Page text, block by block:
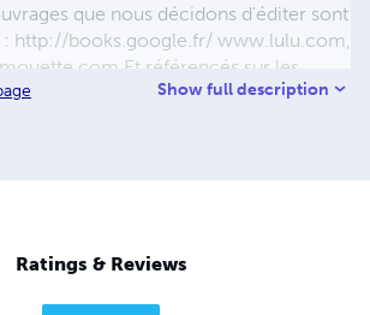
que nous décidons d'éditer sont
: http://books.google.fr/ www.lulu.com,
Et référencés sur les
Chapitre.com, Place des Libraires,
Show full description
Ratings & Reviews